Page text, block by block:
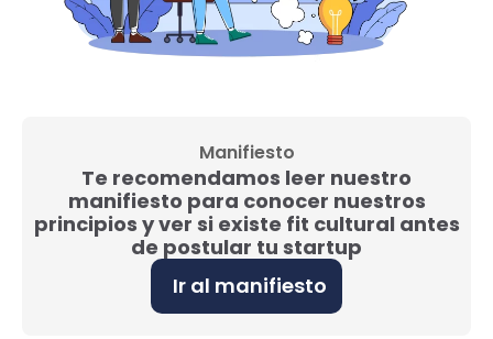
Manifiesto
Te recomendamos leer nuestro
manifiesto para conocer nuestros
principios y ver si existe fit cultural antes
de postular tu startup
Ir al manifiesto